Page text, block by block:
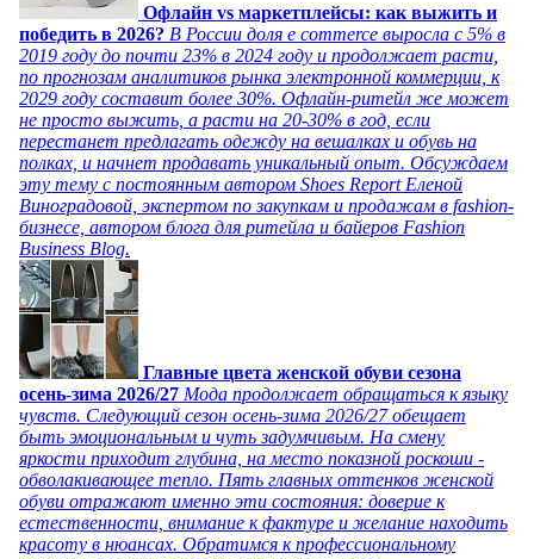
Офлайн vs маркетплейсы: как выжить и
победить в 2026? В России доля e commerce выросла с 5% в
2019 году до почти 23% в 2024 году и продолжает расти,
по прогнозам аналитиков рынка электронной коммерции, к
2029 году составит более 30%. Офлайн-ритейл же может
не просто выжить, а расти на 20-30% в год, если
перестанет предлагать одежду на вешалках и обувь на
полках, и начнет продавать уникальный опыт. Обсуждаем
эту тему с постоянным автором Shoes Report Еленой
Виноградовой, экспертом по закупкам и продажам в fashion-
бизнесе, автором блога для ритейла и байеров Fashion
Business Blog.
Главные цвета женской обуви сезона
осень-зима 2026/27 Мода продолжает обращаться к языку
чувств. Следующий сезон осень-зима 2026/27 обещает
быть эмоциональным и чуть задумчивым. На смену
яркости приходит глубина, на место показной роскоши -
обволакивающее тепло. Пять главных оттенков женской
обуви отражают именно эти состояния: доверие к
естественности, внимание к фактуре и желание находить
красоту в нюансах. Обратимся к профессиональному